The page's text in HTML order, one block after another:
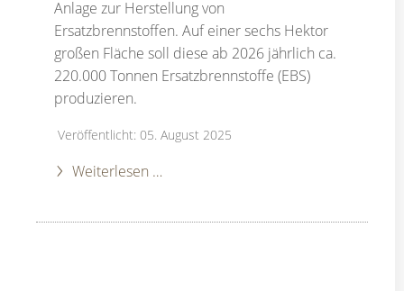
Anlage zur Herstellung von
Ersatzbrennstoffen. Auf einer sechs Hektor
großen Fläche soll diese ab 2026 jährlich ca.
220.000 Tonnen Ersatzbrennstoffe (EBS)
produzieren.
Veröffentlicht: 05. August 2025
Weiterlesen …